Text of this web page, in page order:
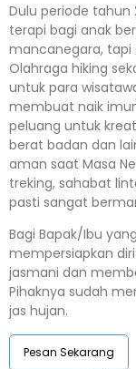
Dulu periode tahun
terapi bagi anak
mancanegara, tapi
Olahraga hiking
untuk para
membuat naik
peluang untuk
berat badan dan
aman saat Masa
treking, sahabat
pasti sangat
Bagi Bapak/Ibu
mempersiapkan
jasmani dan
Pihaknya sudah
jas hujan.
Pesan Sekarang